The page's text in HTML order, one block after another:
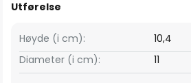
Utførelse
Høyde (i cm):
10,4
Diameter (i cm):
11